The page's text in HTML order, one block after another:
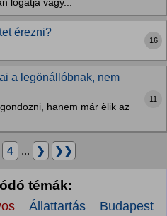
lógatja vagy...
érezni?
16
a legönállóbnak, nem
hanem már èlik az
11
4 ... ❯ ❯❯
témák:
Állattartás
Budapest